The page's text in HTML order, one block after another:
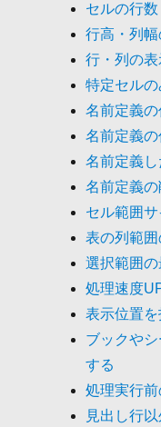
セルの行
行高・列
行・列の
特定セル
名前定義の
名前定義の
名前定義
名前定義の
セル範囲
表の列範
選択範囲
処理速度
表示位置
ブックや
する
処理実行
見出し行